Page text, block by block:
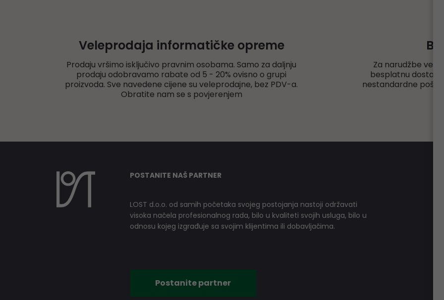
Veleprodaja informatičke opreme
Prodaju vršimo isključivo pravnim osobama. Samo za daljnju
prodaju odobravamo rabate od 5 - 20% ovisno o grupi
proizvoda. Sve navedene cijene su veleprodajne, bez PDV-a.
Obratite nam se s povjerenjem
Za narudžbe
besplatnu dostavu
nestandardne
POSTANITE NAŠ PARTNER
LOST d.o.o. od samih početaka svojeg postojanja nastoji održavati
visoka načela profesionalnog rada, bilo u kvaliteti svojih usluga, bilo u
odnosu kojeg izgrađuje sa svojim klijentima ili dobavljačima.
Postanite partner